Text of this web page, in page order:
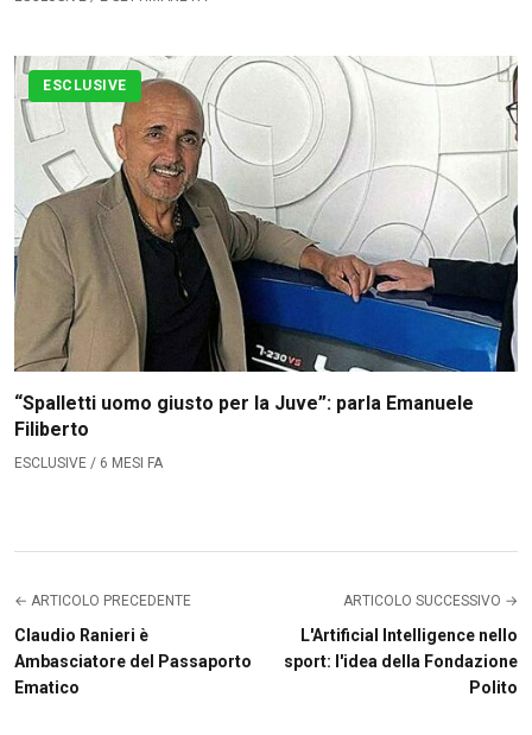
ESCLUSIVE
“Spalletti uomo giusto per la Juve”: parla Emanuele
Filiberto
ESCLUSIVE / 6 MESI FA
← ARTICOLO PRECEDENTE
Claudio Ranieri è
Ambasciatore del Passaporto
Ematico
ARTICOLO SUCCESSIVO →
L'Artificial Intelligence nello
sport: l'idea della Fondazione
Polito